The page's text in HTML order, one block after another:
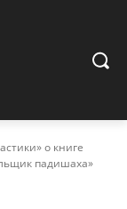
о книге
падишаха»